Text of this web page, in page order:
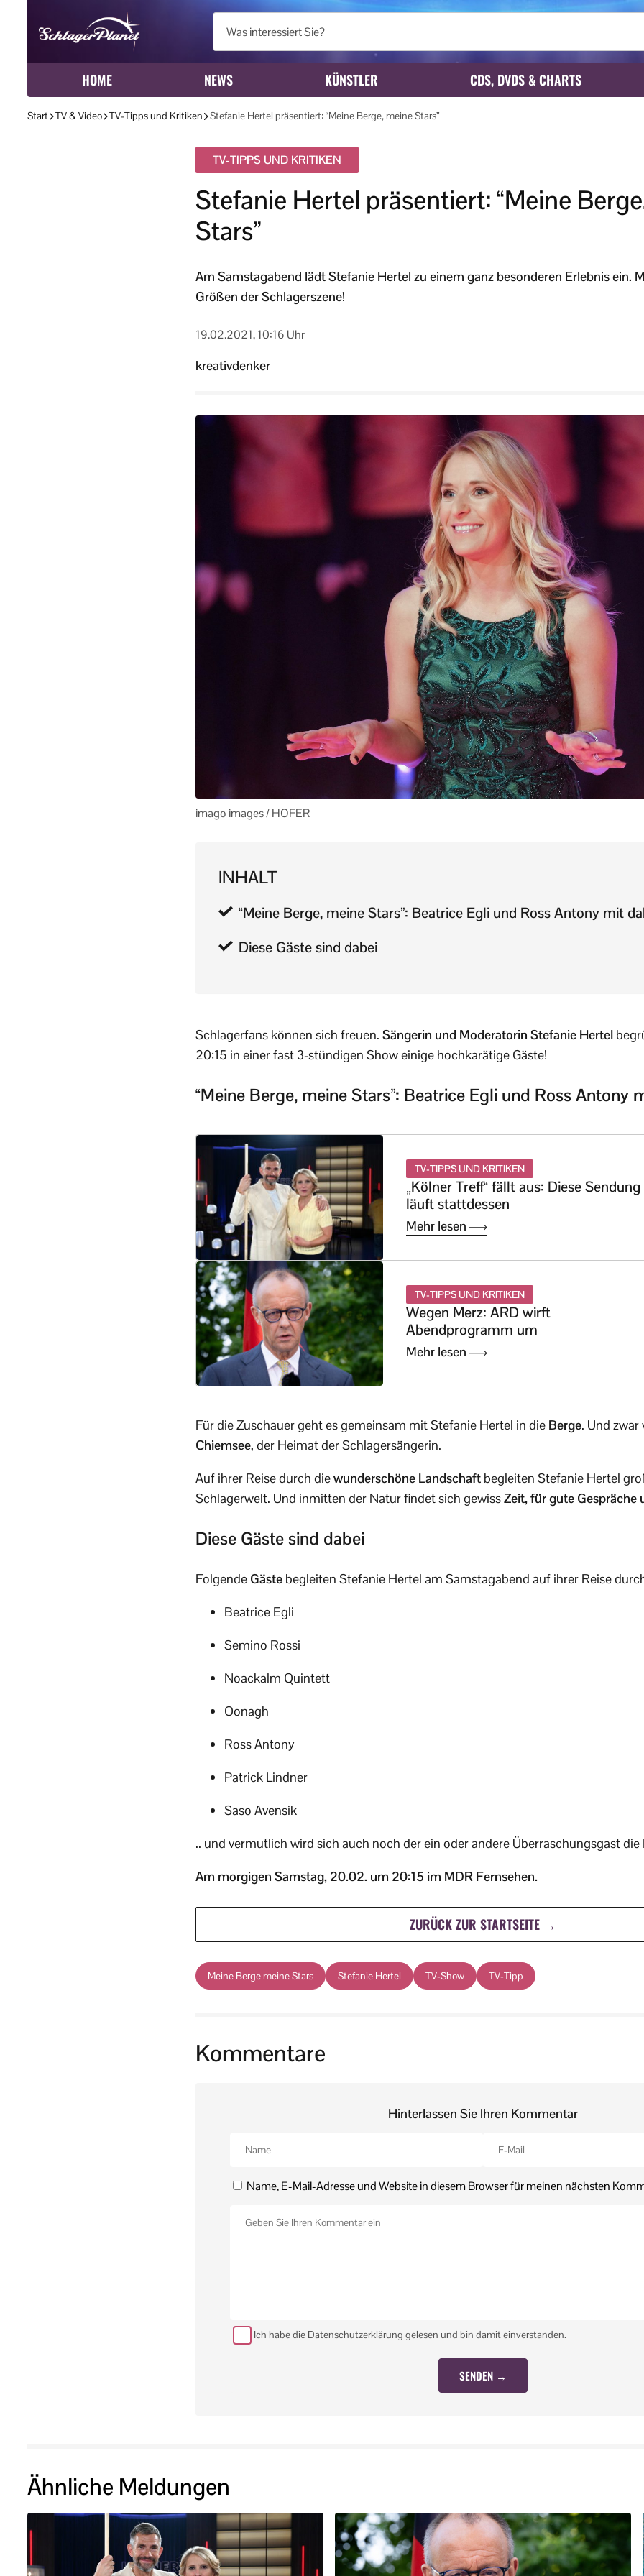
HOME NEWS KÜNSTLER CDS, DVDS & CHARTS
Start TV & Video TV-Tipps und Kritiken Stefanie Hertel präsentiert: “Meine Berge, meine Stars”
TV-TIPPS UND KRITIKEN
Stefanie Hertel präsentiert: “Meine
Stars”
Am Samstagabend lädt Stefanie Hertel zu einem ganz besonderen Erlebnis ein.
Größen der Schlagerszene!
19.02.2021, 10:16 Uhr
kreativdenker
imago images / HOFER
INHALT
“Meine Berge, meine Stars”: Beatrice Egli und Ross Antony mit
Diese Gäste sind dabei
Schlagerfans können sich freuen. Sängerin und Moderatorin Stefanie Hertel
20:15 in einer fast 3-stündigen Show einige hochkarätige Gäste!
“Meine Berge, meine Stars”: Beatrice Egli und Ross Antony
TV-TIPPS UND KRITIKEN
„Kölner Treff“ fällt aus: Diese Sendung
läuft stattdessen
Mehr lesen
TV-TIPPS UND KRITIKEN
Wegen Merz: ARD wirft
Abendprogramm um
Mehr lesen
Für die Zuschauer geht es gemeinsam mit Stefanie Hertel in die Berge. Und
Chiemsee, der Heimat der Schlagersängerin.
Auf ihrer Reise durch diewunderschöne Landschaft begleiten Stefanie Hertel
Schlagerwelt. Und inmitten der Natur findet sich gewissZeit, für gute Gespräche
Diese Gäste sind dabei
Folgende Gäste begleiten Stefanie Hertel am Samstagabend auf ihrer Reise
Beatrice Egli
Semino Rossi
Noackalm Quintett
Oonagh
Ross Antony
Patrick Lindner
Saso Avensik
.. und vermutlich wird sich auch noch der ein oder andere Überraschungsgast die
Am morgigen Samstag, 20.02. um 20:15 im MDR Fernsehen.
ZURÜCK ZUR STARTSEITE →
Meine Berge meine Stars Stefanie Hertel TV-Show TV-Tipp
Kommentare
Hinterlassen Sie Ihren Kommentar
Name, E-Mail-Adresse und Website in diesem Browser für meinen nächsten
Ich habe die Datenschutzerklärung gelesen und bin damit einverstanden.
Ähnliche Meldungen